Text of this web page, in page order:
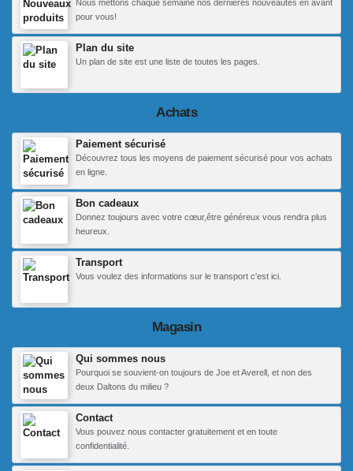
Nous mettons chaque semaine nos dernières nouveautés en avant
pour vous!
Plan du site
Un plan de site est une liste de toutes les pages.
Achats
Paiement sécurisé
Découvrez tous les moyens de paiement sécurisé pour vos achats
en ligne.
Bon cadeaux
Donnez toujours avec votre cœur,être généreux vous rendra plus
heureux.
Transport
Vous voulez des informations sur le transport c'est ici.
Magasin
Qui sommes nous
Pourquoi se souvient-on toujours de Joe et Averell, et non des
deux Daltons du milieu ?
Contact
Vous pouvez nous contacter gratuitement et en toute
confidentialité.